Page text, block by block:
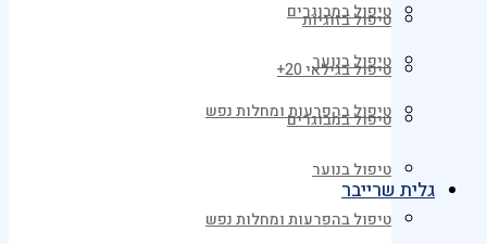
טיפול במבוגרים
טיפול בנוער
טיפול בהפרעות ומחלות נפש
גלית שרייבר
טיפול בזוגיות
טיפול בגילאי 20+
טיפול במבוגרים
טיפול בנוער
טיפול בהפרעות ומחלות נפש